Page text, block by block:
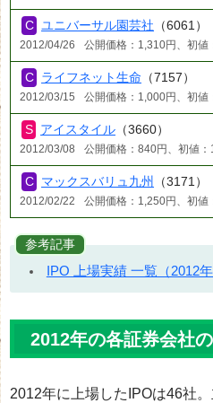
ユニバーサル園芸社 （6061）
2012/04/26 公開価格：1,310円、初値
ライフネット生命 （7157）
2012/03/15 公開価格：1,000円、初値
アイスタイル （3660）
2012/03/08 公開価格：840円、初値：
マックスバリュ九州 （3171）
2012/02/22 公開価格：1,250円、初値
参考記事
IPO 上場実績 一覧（2012年
2012年の各証券会社
2012年に上場したIPOは46社